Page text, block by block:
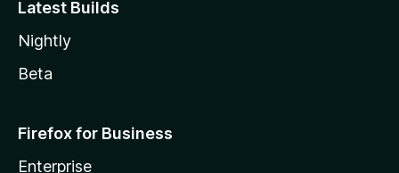
Latest Builds
Nightly
Beta
Firefox for Business
Enterprise